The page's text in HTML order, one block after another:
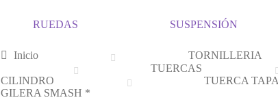
RUEDAS SUSPENSIÓN
Inicio
TORNILLERIA
TUERCAS
CILINDRO
TUERCA
GILERA SMASH *